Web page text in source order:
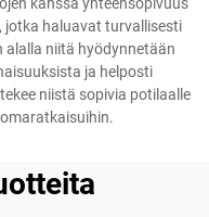
jotka haluavat turvallisesti
alalla niitä hyödynnetään
ja helposti
niistä sopivia potilaalle